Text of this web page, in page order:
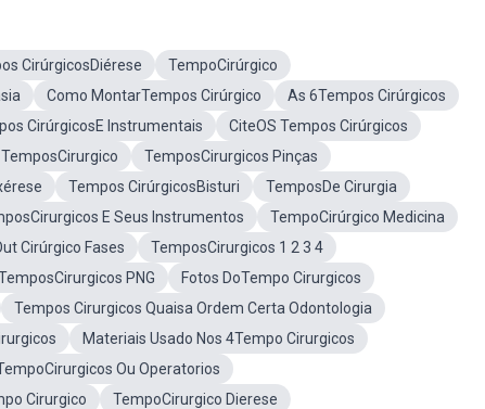
CirúrgicosDiérese
TempoCirúrgico
Como MontarTempos Cirúrgico
As 6Tempos Cirúrgicos
CirúrgicosE Instrumentais
CiteOS Tempos Cirúrgicos
TemposCirurgicos Pinças
Tempos CirúrgicosBisturi
TemposDe Cirurgia
E Seus Instrumentos
TempoCirúrgico Medicina
Cirúrgico Fases
TemposCirurgicos 1 2 3 4
PNG
Fotos DoTempo Cirurgicos
Tempos Cirurgicos Quaisa Ordem Certa Odontologia
Materiais Usado Nos 4Tempo Cirurgicos
Ou Operatorios
Cirurgico
TempoCirurgico Dierese